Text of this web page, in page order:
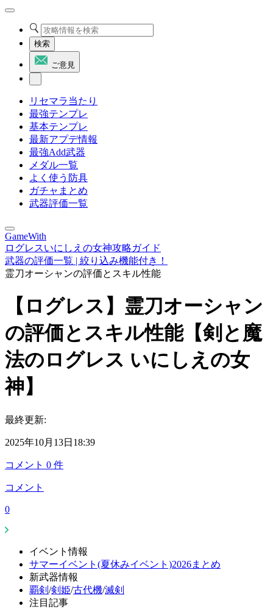
検索
ご意見
リセマラ当たり
最強テンプレ
基本テンプレ
最新アプデ情報
最強Add武器
メダル一覧
よく使う防具
ガチャまとめ
武器評価一覧
GameWith
ログレスいにしえの女神攻略ガイド
武器の評価一覧 | 絞り込み機能付き！
霊刀オーシャンの評価とスキル性能
【ログレス】霊刀オーシャン
の評価とスキル性能【剣と魔
法のログレス いにしえの女
神】
最終更新:
2025年10月13日18:39
コメント 0 件
コメント
0
イベント情報
サマーイベント(夏休みイベント)2026まとめ
新武器情報
覇剣 /剣姫/古代機/滅剣
注目記事